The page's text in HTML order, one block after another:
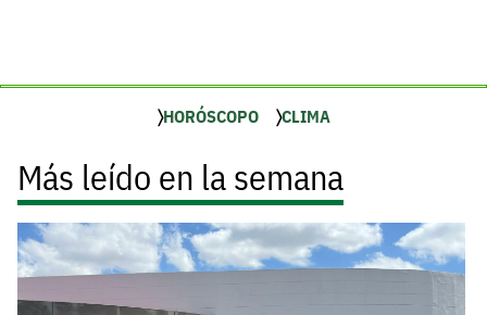
HORÓSCOPO CLIMA
Más leído en la semana